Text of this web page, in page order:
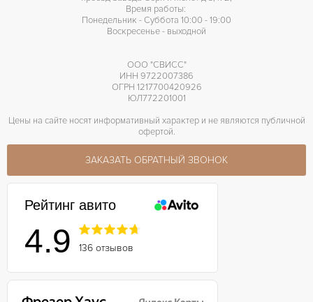
Время работы:
Понедельник - Суббота 10:00 - 19:00
Воскресенье - выходной
ООО "СВИСС"
ИНН 9722007386
ОГРН 1217700420926
ЮЛ772201001
Цены на сайте носят информативный характер и не являются публичной
офертой.
ЗАКАЗАТЬ ОБРАТНЫЙ ЗВОНОК
Рейтинг авито
4.9 136 отзывов